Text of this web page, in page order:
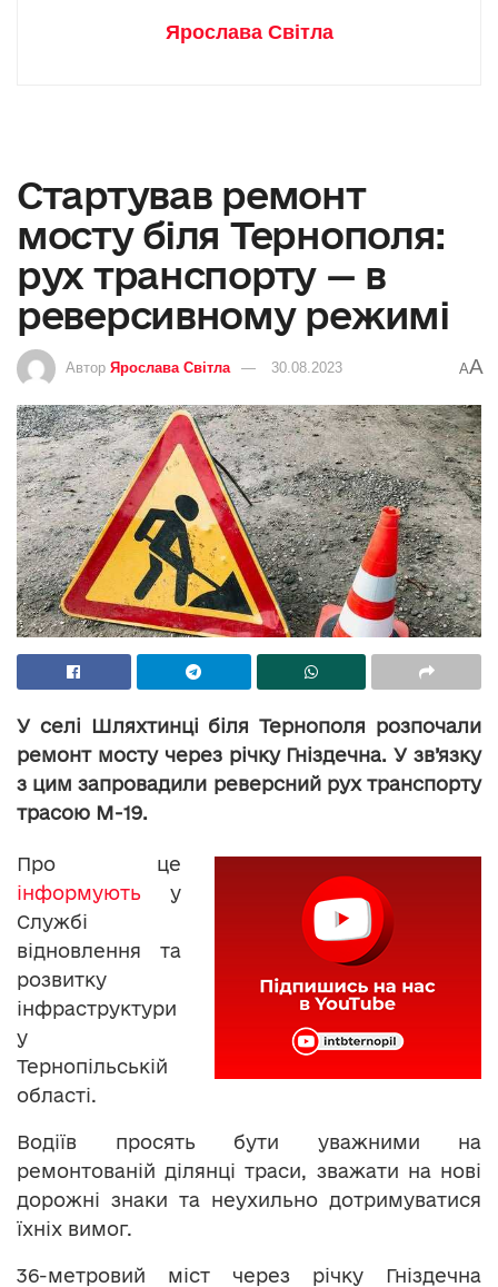
Ярослава Світла
Стартував ремонт
мосту біля Тернополя:
рух транспорту — в
реверсивному режимі
Автор Ярослава Світла 30.08.2023 AA
У селі Шляхтинці біля Тернополя розпочали
ремонт мосту через річку Гніздечна. У зв’язку
з цим запровадили реверсний рух транспорту
трасою М-19.
Про це
інформують у
Службі
відновлення та
розвитку
інфраструктури
у
Тернопільській
області.
Водіїв просять бути уважними на
ремонтованій ділянці траси, зважати на нові
дорожні знаки та неухильно дотримуватися
їхніх вимог.
36-метровий міст через річку Гніздечна